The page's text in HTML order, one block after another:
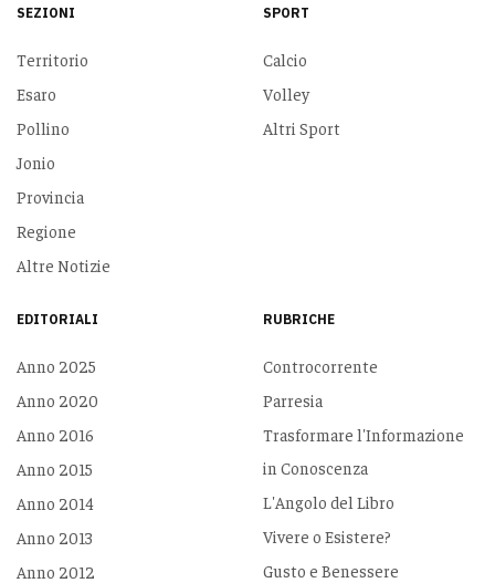
SEZIONI
Territorio
Esaro
Pollino
Jonio
Provincia
Regione
Altre Notizie
SPORT
Calcio
Volley
Altri Sport
EDITORIALI
Anno 2025
Anno 2020
Anno 2016
Anno 2015
Anno 2014
Anno 2013
Anno 2012
RUBRICHE
Controcorrente
Parresia
Trasformare l'Informazione
in Conoscenza
L'Angolo del Libro
Vivere o Esistere?
Gusto e Benessere